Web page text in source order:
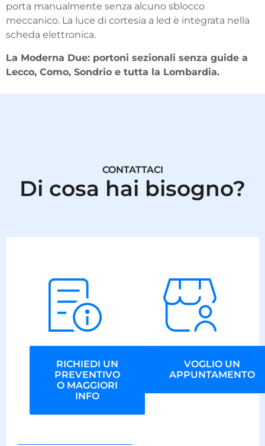
porta manualmente senza alcuno sblocco
meccanico. La luce di cortesia a led è integrata nella
scheda elettronica.
La Moderna Due: portoni sezionali senza guide a
Lecco, Como, Sondrio e tutta la Lombardia.
CONTATTACI
Di cosa hai bisogno?
RICHIEDI UN
PREVENTIVO
O MAGGIORI
INFO
VOGLIO UN
APPUNTAMENTO